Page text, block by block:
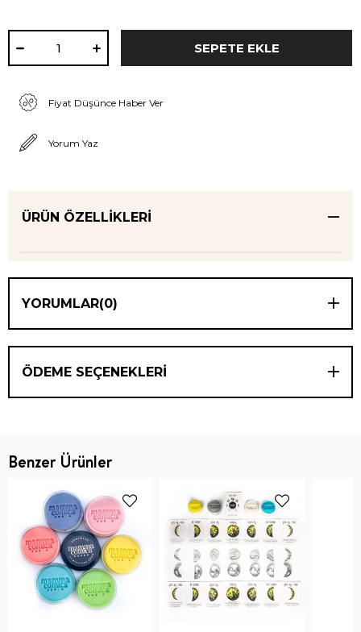
Fiyat Düşünce Haber Ver
Yorum Yaz
ÜRÜN ÖZELLIKLERI
YORUMLAR(0)
ÖDEME SEÇENEKLERI
Benzer Ürünler